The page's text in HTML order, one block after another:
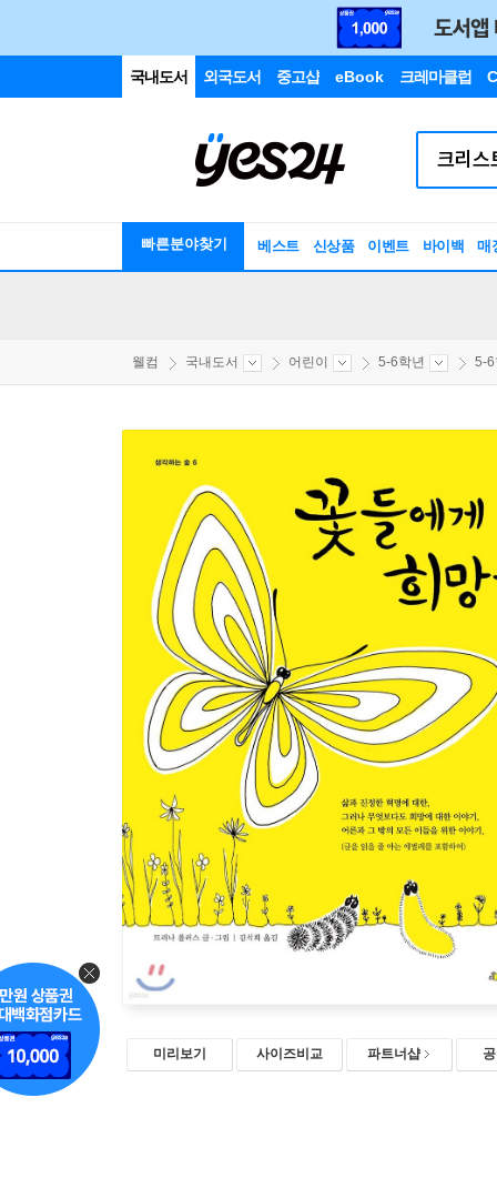
국내도서 외국도서 중고샵 eBook 크레마클럽
빠른분야찾기 베스트 신상품 이벤트 바이백 매
웰컴 국내도서 어린이 5-6학년 5-6
미리보기 사이즈비교 파트너샵